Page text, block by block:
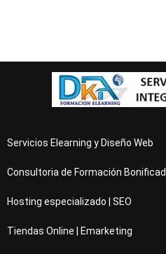
Servicios Elearning y Diseño Web
Consultoria de Formación
Hosting especializado | SEO
Tiendas Online | Emarketing